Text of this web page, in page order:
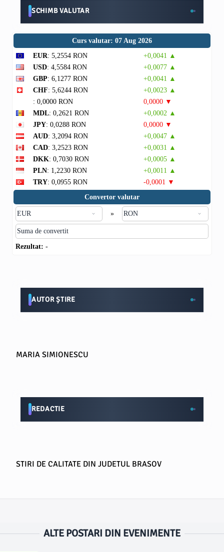
SCHIMB VALUTAR
Curs valutar: 07 Aug 2026
EUR: 5,2554 RON
+0,0041 ▲
USD: 4,5584 RON
+0,0077 ▲
GBP: 6,1277 RON
+0,0041 ▲
CHF: 5,6244 RON
+0,0023 ▲
: 0,0000 RON
0,0000 ▼
MDL: 0,2621 RON
+0,0002 ▲
JPY: 0,0288 RON
0,0000 ▼
AUD: 3,2094 RON
+0,0047 ▲
CAD: 3,2523 RON
+0,0031 ▲
DKK: 0,7030 RON
+0,0005 ▲
PLN: 1,2230 RON
+0,0011 ▲
TRY: 0,0955 RON
-0,0001 ▼
Convertor valutar
»
Rezultat: -
AUTOR ȘTIRE
MARIA SIMIONESCU
REDACTIE
STIRI DE CALITATE DIN JUDETUL BRASOV
ALTE POSTARI DIN EVENIMENTE